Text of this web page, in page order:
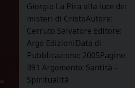
Giorgio La Pira alla luce dei
misteri di CristoAutore:
Cerruto Salvatore Editore:
Argo EdizioniData di
Pubblicazione: 2005Pagine:
391 Argomento: Santità –
Spiritualità